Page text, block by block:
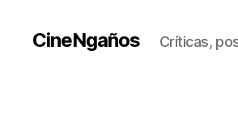
CineNgaños Críticas,